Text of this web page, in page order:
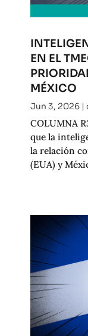
EN EL
MÉXICO
Jun 3, 2026|
COLUMNA
que la
la relación
(EUA) y